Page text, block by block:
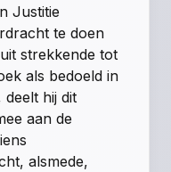
Justitie
te doen
strekkende tot
als bedoeld in
deelt hij dit
aan de
alsmede,